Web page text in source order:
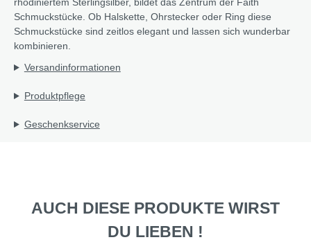
Schmuckstücke. Ob Halskette, Ohrstecker oder Ring diese
Schmuckstücke sind zeitlos elegant und lassen sich wunderbar
kombinieren.
Versandinformationen
Produktpflege
Geschenkservice
AUCH DIESE PRODUKTE WIRST
DU LIEBEN !